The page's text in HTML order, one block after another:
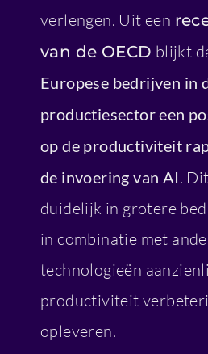
verlengen. Uit een
van de OECD blijkt
Europese bedrijven in
productiesector een
op de productiviteit
de invoering van AI.
duidelijk in grotere
in combinatie met
technologieën
productiviteit
opleveren.